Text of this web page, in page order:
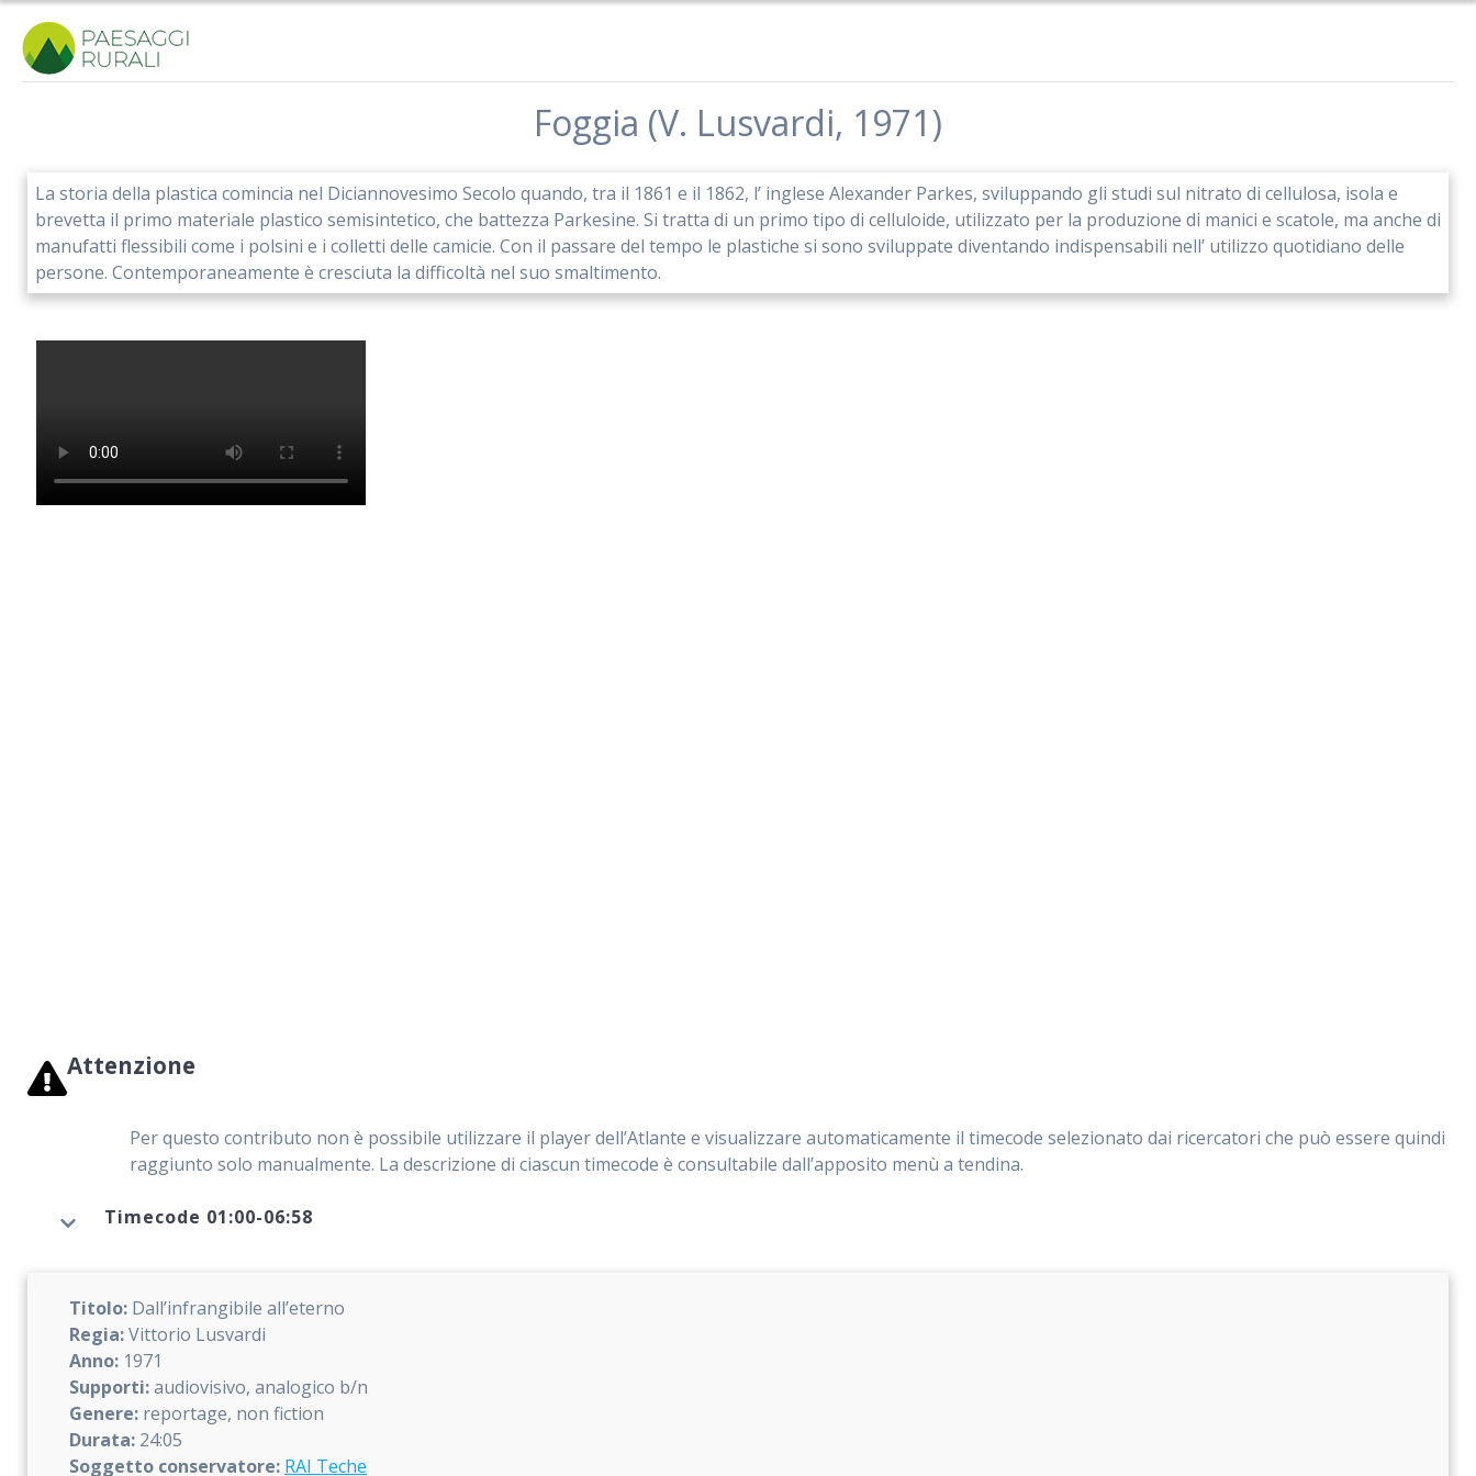
contenuto
Foggia (V. Lusvardi, 1971)
La storia della plastica comincia nel Diciannovesimo Secolo quando, tra il 1861 e il 1862, l’ inglese Alexander Parkes, sviluppando gli studi sul nitrato di cellulosa, isola e
brevetta il primo materiale plastico semisintetico, che battezza Parkesine. Si tratta di un primo tipo di celluloide, utilizzato per la produzione di manici e scatole, ma anche di
manufatti flessibili come i polsini e i colletti delle camicie. Con il passare del tempo le plastiche si sono sviluppate diventando indispensabili nell’ utilizzo quotidiano delle
persone. Contemporaneamente è cresciuta la difficoltà nel suo smaltimento.
Attenzione
Per questo contributo non è possibile utilizzare il player dell’Atlante e visualizzare automaticamente il timecode selezionato dai ricercatori che può essere quindi
raggiunto solo manualmente. La descrizione di ciascun timecode è consultabile dall’apposito menù a tendina.
Timecode 01:00-06:58
Titolo: Dall’infrangibile all’eterno
Regia:Vittorio Lusvardi
Anno: 1971
Supporti:audiovisivo, analogico b/n
Genere: reportage, non fiction
Durata: 24:05
Soggetto conservatore: RAI Teche